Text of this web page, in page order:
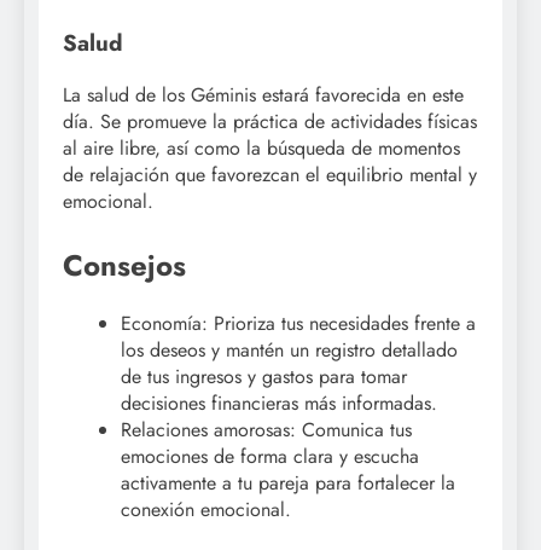
Salud
La salud de los Géminis estará favorecida en este
día. Se promueve la práctica de actividades físicas
al aire libre, así como la búsqueda de momentos
de relajación que favorezcan el equilibrio mental y
emocional.
Consejos
Economía: Prioriza tus necesidades frente a
los deseos y mantén un registro detallado
de tus ingresos y gastos para tomar
decisiones financieras más informadas.
Relaciones amorosas: Comunica tus
emociones de forma clara y escucha
activamente a tu pareja para fortalecer la
conexión emocional.